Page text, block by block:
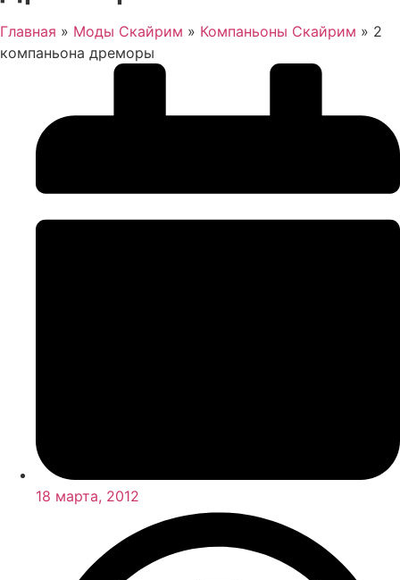
Главная » Моды Скайрим » Компаньоны Скайрим » 2
компаньона дреморы
18 марта, 2012